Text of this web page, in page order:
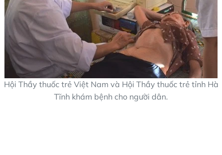
Hội Thầy thuốc trẻ Việt Nam và Hội Thầy thuốc trẻ tỉnh Hà
Tĩnh khám bệnh cho người dân.